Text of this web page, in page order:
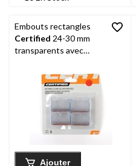
Embouts rectangles
Certified 24-30 mm
transparents avec
Ajouter